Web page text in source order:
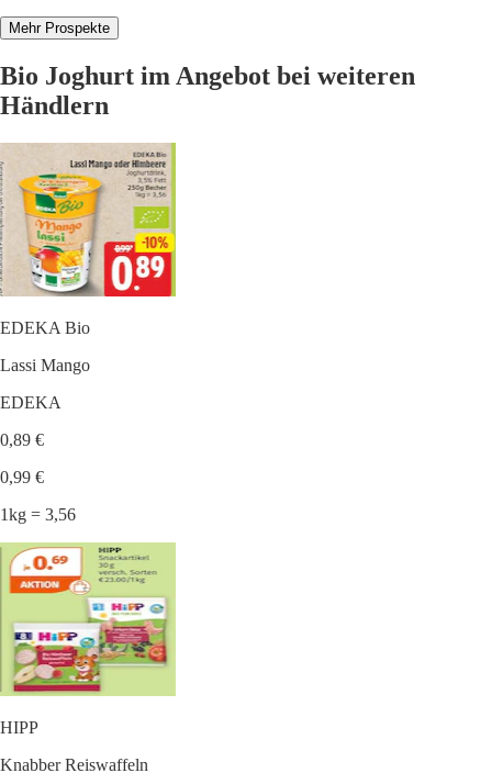
Mehr Prospekte
Bio Joghurt im Angebot bei weiteren
Händlern
EDEKA Bio
Lassi Mango
EDEKA
0,89 €
0,99 €
1kg = 3,56
HIPP
Knabber Reiswaffeln